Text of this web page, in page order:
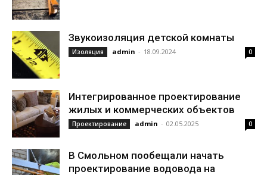
Звукоизоляция детской комнаты
Изоляция admin - 18.09.2024 0
Интегрированное проектирование
жилых и коммерческих объектов
Проектирование admin - 02.05.2025 0
В Смольном пообещали начать
проектирование водовода на